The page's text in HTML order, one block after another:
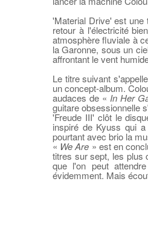
'Material Drive' est une
retour à l'électricité
atmosphère fluviale à
la Garonne, sous un
affrontant le vent
Le titre suivant
un concept-album.
audaces de « In Her
guitare obsessionnelle
'Freude III' clôt le
inspiré de Kyuss qui
pourtant avec brio la
« We Are » est en
titres sur sept, les plus
que l'on peut
évidemment. Mais